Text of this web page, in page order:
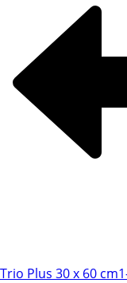
Trio Plus 30 x 60 cm